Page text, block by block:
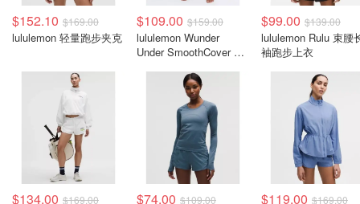
$152.10 $169.00
lululemon 轻量跑步夹克
$109.00 $159.00
lululemon Wunder
Under SmoothCover 高
$99.00 $139.00
lululemon Rulu 束腰
袖跑步上衣
$134.00 $169.00 $74.00 $109.00 $119.00 $169.00